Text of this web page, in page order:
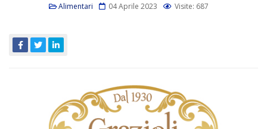
Alimentari 04 Aprile 2023 Visite: 687